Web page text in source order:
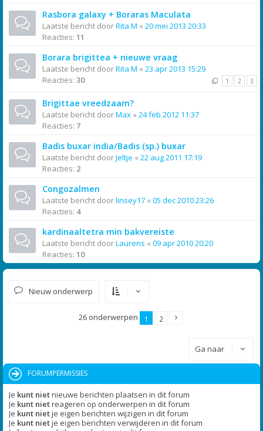
Rasbora galaxy + Boraras Maculata
Laatste bericht doorRita M « 20 mei 2013 20:33
Reacties: 11
Borara brigittea + nieuwe vraag
Laatste bericht doorRita M « 23 apr 2013 15:29
Reacties: 30 1 2 3
Brigittae vreedzaam?
Laatste bericht doorMax « 24 feb 2012 11:37
Reacties: 7
Badis buxar india/Badis (sp.) buxar
Laatste bericht doorJeltje « 22 aug 2011 17:19
Reacties: 2
Congozalmen
Laatste bericht doorlinsey17 « 05 dec 2010 23:26
Reacties: 4
kardinaaltetra min bakvereiste
Laatste bericht doorLaurens « 09 apr 2010 20:20
Reacties: 10
Nieuw onderwerp
26 onderwerpen 1 2
Ga naar
FORUMPERMISSIES
Je kunt nietnieuwe berichten plaatsen in dit forum
Je kunt nietreageren op onderwerpen in dit forum
Je kunt nietje eigen berichten wijzigen in dit forum
Je kunt nietje eigen berichten verwijderen in dit forum